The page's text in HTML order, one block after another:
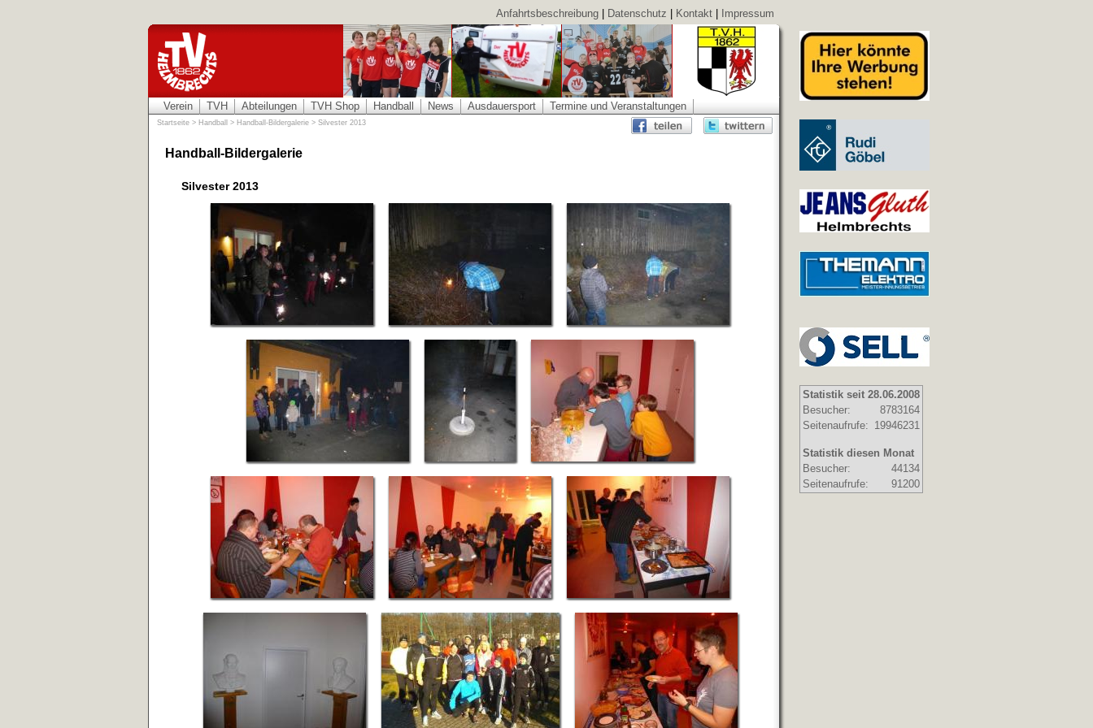
Anfahrtsbeschreibung Datenschutz Kontakt Impressum
Verein TVH Abteilungen TVH Shop Handball News Ausdauersport Termine und Veranstaltungen
Startseite > Handball > Handball-Bildergalerie > Silvester 2013
Handball-Bildergalerie
Silvester 2013
Statistik seit 28.06.2008
Besucher:
8783164
Seitenaufrufe: 19946231
Statistik diesen Monat
Besucher:
44134
Seitenaufrufe:
91200